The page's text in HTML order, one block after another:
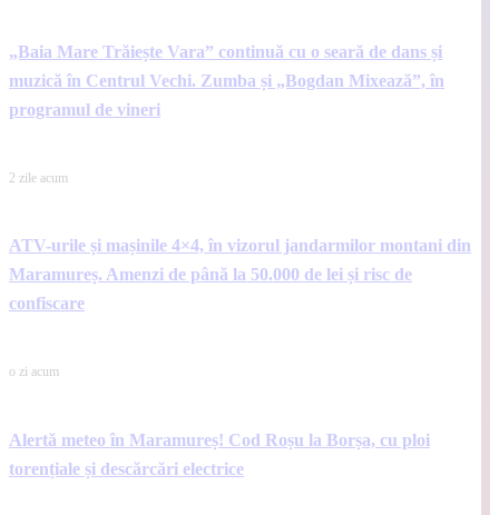
„Baia Mare Trăiește Vara” continuă cu o seară de dans și
muzică în Centrul Vechi. Zumba și „Bogdan Mixează”, în
programul de vineri
2 zile acum
ATV-urile și mașinile 4×4, în vizorul jandarmilor montani din
Maramureș. Amenzi de până la 50.000 de lei și risc de
confiscare
o zi acum
Alertă meteo în Maramureș! Cod Roșu la Borșa, cu ploi
torențiale și descărcări electrice